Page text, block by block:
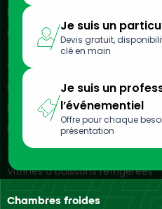
Je suis un
Devis gratuit,
clé en main
Je suis un
l’événementiel
Offre pour chaque
présentation
Location de camionnettes
Location d’utilitaires
Meubles réfrigérés
Location de vitrines réfrigérées
Location de bacs réfrigérés
Location d’armoires réfrigérées
Vitrines réfrigérées murales
Vitrines à boissons réfrigérées
Chambres froides